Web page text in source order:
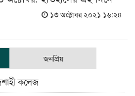
১৩ অক্টোবর ২০২১ ১৬:২৪
জনপ্রিয়
কলেজ